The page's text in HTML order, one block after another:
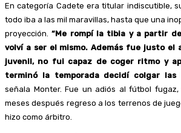
En categoría Cadete era titular indiscutible,
todo iba a las mil maravillas, hasta que una
proyección.“Me rompí la tibia y a partir
volví a ser el mismo. Además fue justo el
juvenil, no fui capaz de coger ritmo y
terminó la temporada decidí colgar las
señala Monter. Fue un adiós al fútbol
meses después regreso a los terrenos de
hizo como árbitro.